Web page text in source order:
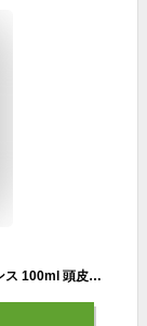
【送料無料！】BEBCEL ベビセル スカルプエッセンス 100ml 頭皮用（頭皮美容液）スカルプ用美容液 スキャルプケア スカルプケア 頭皮ケア 毛髪ケア ツヤ コシ 毛根 育毛 ハゲ対策 予防 ケア 薄毛 白髪ケア 髪 ボリューム